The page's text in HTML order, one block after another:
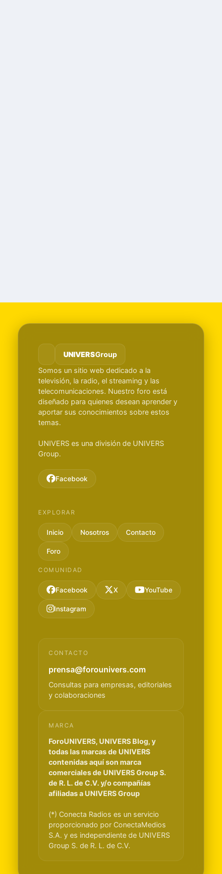
UNIVERSGroup
Somos un sitio web dedicado a la
televisión, la radio, el streaming y las
telecomunicaciones. Nuestro foro está
diseñado para quienes desean aprender y
aportar sus conocimientos sobre estos
temas.
UNIVERS es una división de UNIVERS
Group.
Facebook
EXPLORAR
Inicio Nosotros Contacto
Foro
COMUNIDAD
Facebook X YouTube
Instagram
CONTACTO
prensa@forounivers.com
Consultas para empresas, editoriales
y colaboraciones
MARCA
ForoUNIVERS, UNIVERS Blog, y
todas las marcas de UNIVERS
contenidas aquí son marca
comerciales de UNIVERS Group S.
de R. L. de C.V. y/o compañías
afiliadas a UNIVERS Group
(*) Conecta Radios es un servicio
proporcionado por ConectaMedios
S.A. y es independiente de UNIVERS
Group S. de R. L. de C.V.